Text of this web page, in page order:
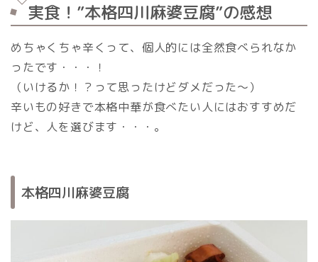
実食！”本格四川麻婆豆腐”の感想
めちゃくちゃ辛くって、個人的には全然食べられなか
ったです・・・！
（いけるか！？って思ったけどダメだった～）
辛いもの好きで本格中華が食べたい人にはおすすめだ
けど、人を選びます・・・。
本格四川麻婆豆腐